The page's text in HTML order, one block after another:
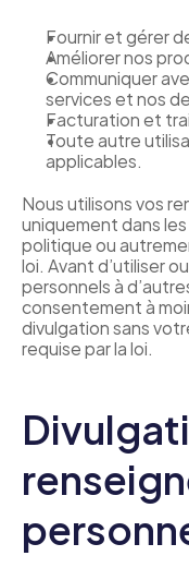
Fournir et gérer
Améliorer nos
Communiquer
services et nos
Facturation et
Toute autre
applicables.
Nous utilisons vos
uniquement dans
politique ou
loi. Avant d’utiliser
personnels à
consentement à
divulgation sans
requise par la loi.